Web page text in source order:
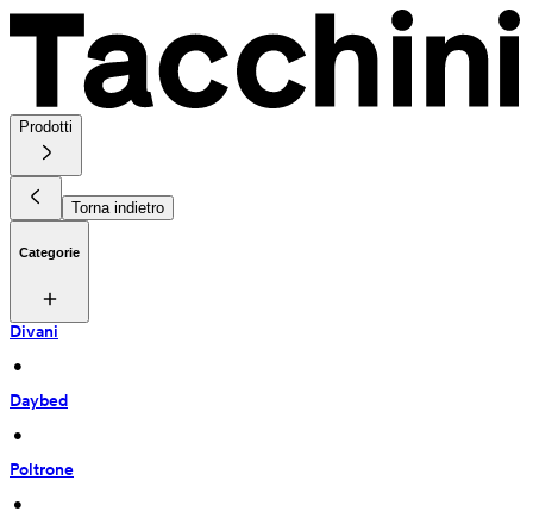
Prodotti
Torna indietro
Categorie
Divani
•
Daybed
•
Poltrone
•